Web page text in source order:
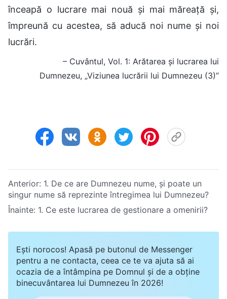
înceapă o lucrare mai nouă și mai măreață și,
împreună cu acestea, să aducă noi nume și noi
lucrări.
– Cuvântul, Vol. 1: Arătarea și lucrarea lui
Dumnezeu, „Viziunea lucrării lui Dumnezeu (3)”
Anterior: 1. De ce are Dumnezeu nume, și poate un
singur nume să reprezinte întregimea lui Dumnezeu?
Înainte: 1. Ce este lucrarea de gestionare a omenirii?
Ești norocos! Apasă pe butonul de Messenger
pentru a ne contacta, ceea ce te va ajuta să ai
ocazia de a întâmpina pe Domnul și de a obține
binecuvântarea lui Dumnezeu în 2026!